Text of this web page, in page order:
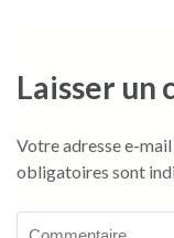
Laisser un
Votre adresse e-
obligatoires sont